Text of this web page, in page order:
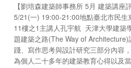
【劉培森建築師事務所 5月 建築講座
5/21(一) 19:00-21:00地點臺北市民生
11樓之1主講人孔宇航 天津大學建築
題建築之路(The Way of Architecture)
踐、寫作思考與設計研究三部分內容
為個人二十多年的建築教育心得以及